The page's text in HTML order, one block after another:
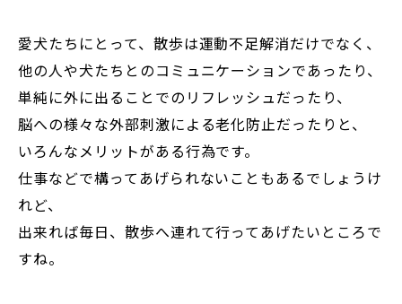
愛犬たちにとって、散歩は運動不足解消だけでなく、
他の人や犬たちとのコミュニケーションであったり、
単純に外に出ることでのリフレッシュだったり、
脳への様々な外部刺激による老化防止だったりと、
いろんなメリットがある行為です。
仕事などで構ってあげられないこともあるでしょうけ
れど、
出来れば毎日、散歩へ連れて行ってあげたいところで
すね。